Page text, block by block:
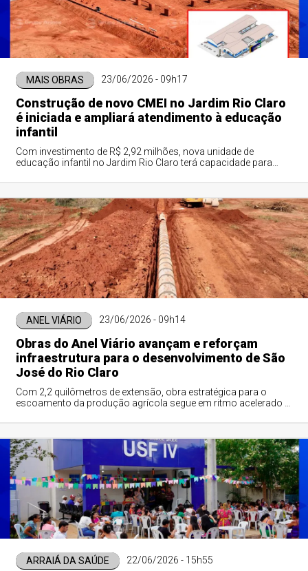
MAIS OBRAS 23/06/2026 - 09h17
Construção de novo CMEI no Jardim Rio Claro
é iniciada e ampliará atendimento à educação
infantil
Com investimento de R$ 2,92 milhões, nova unidade de
educação infantil no Jardim Rio Claro terá capacidade para
ANEL VIÁRIO 23/06/2026 - 09h14
Obras do Anel Viário avançam e reforçam
infraestrutura para o desenvolvimento de São
José do Rio Claro
Com 2,2 quilômetros de extensão, obra estratégica para o
escoamento da produção agrícola segue em ritmo acelerado e
ARRAIÁ DA SAÚDE 22/06/2026 - 15h55